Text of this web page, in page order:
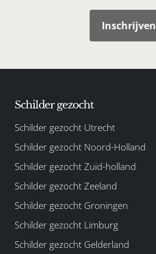
Inschrijven
Schilder gezocht
Schilder gezocht Utrecht
Schilder gezocht Noord-Holland
Schilder gezocht Zuid-holland
Schilder gezocht Zeeland
Schilder gezocht Groningen
Schilder gezocht Limburg
Schilder gezocht Gelderland